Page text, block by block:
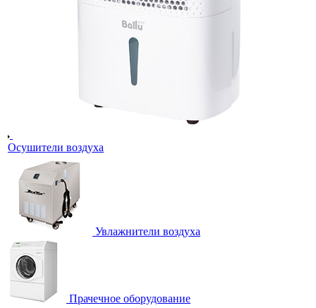
Осушители воздуха
Увлажнители воздуха
Прачечное оборудование